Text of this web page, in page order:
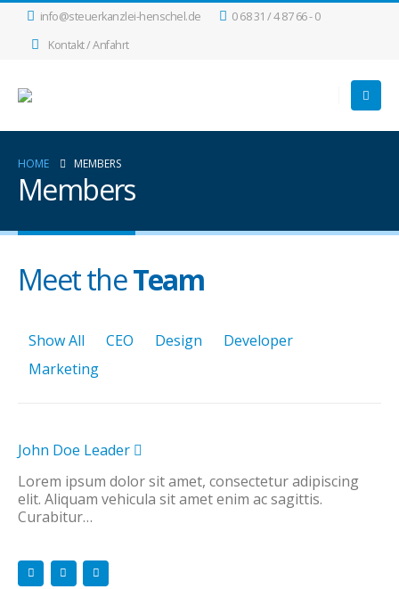
info@steuerkanzlei-henschel.de
0 68 31 / 4 87 66 - 0
Kontakt / Anfahrt
HOME MEMBERS
Members
Meet theTeam
Show All CEO Design
Developer
Marketing
John Doe Leader
Lorem ipsum dolor sit amet, consectetur adipiscing
elit. Aliquam vehicula sit amet enim ac sagittis.
Curabitur…